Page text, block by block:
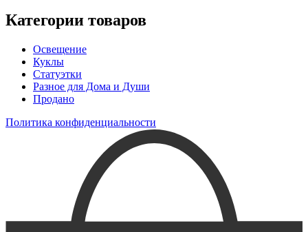
Категории товаров
Освещение
Куклы
Статуэтки
Разное для Дома и Души
Продано
Политика конфиденциальности